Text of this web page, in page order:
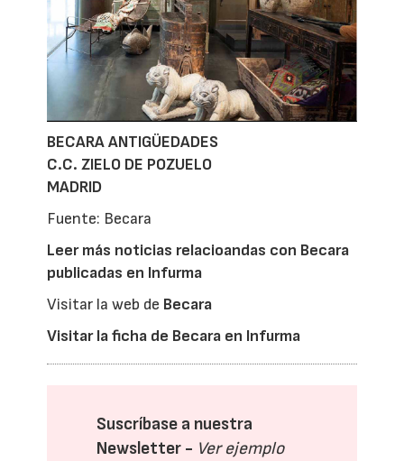
BECARA ANTIGÜEDADES
C.C. ZIELO DE POZUELO
MADRID
Fuente: Becara
Leer más noticias relacioandas con Becara
publicadas en Infurma
Visitar la web de Becara
Visitar la ficha de Becara en Infurma
Suscríbase a nuestra
Newsletter - Ver ejemplo